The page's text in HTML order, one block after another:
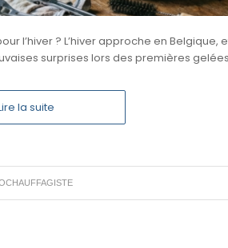
l’hiver ? L’hiver approche en Belgique,
surprises lors des premières gelées
la suite